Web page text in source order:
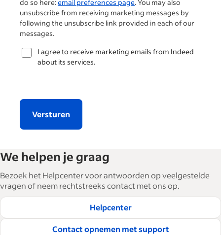
do so here:email preferences page. You may also
unsubscribe from receiving marketing messages by
following the unsubscribe link provided in each of our
messages.
I agree to receive marketing emails from Indeed
about its services.
Versturen
We helpen je graag
Bezoek het Helpcenter voor antwoorden op veelgestelde
vragen of neem rechtstreeks contact met ons op.
Helpcenter
Contact opnemen met support